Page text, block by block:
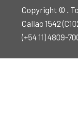
Copyright © .
Callao 1542
(+54 11) 4809-